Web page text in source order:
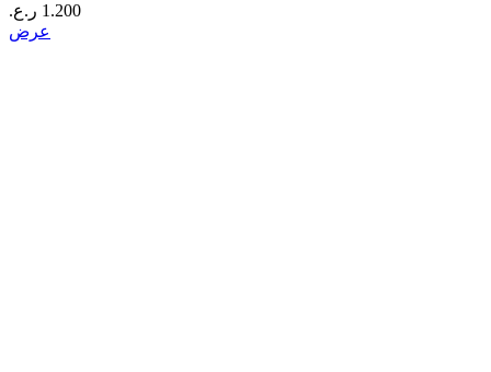
1.200 ر.ع.
عرض